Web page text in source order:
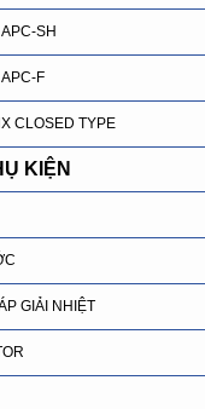
SH
F
CLOSED TYPE
KIỆN
GIẢI NHIỆT